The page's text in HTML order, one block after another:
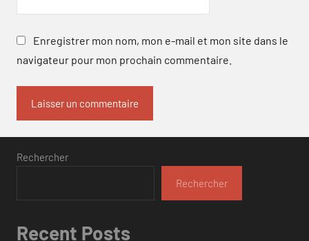
Enregistrer mon nom, mon e-mail et mon site dans le
navigateur pour mon prochain commentaire.
Rechercher
Rechercher
Recent Posts